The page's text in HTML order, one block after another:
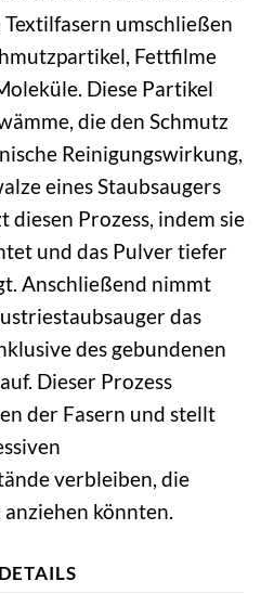
umschließen
Fettfilme
Diese Partikel
die den Schmutz
Reinigungswirkung,
eines Staubsaugers
Prozess, indem sie
und das Pulver tiefer
Anschließend nimmt
das
des gebundenen
Dieser Prozess
der Fasern und stellt
verbleiben, die
könnten.
DETAILS